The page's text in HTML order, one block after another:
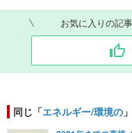
お気に入りの記
同じ「エネルギー/環境の